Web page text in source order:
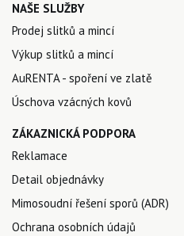
NAŠE SLUŽBY
Prodej slitků a mincí
Výkup slitků a mincí
AuRENTA - spoření ve zlatě
Úschova vzácných kovů
ZÁKAZNICKÁ PODPORA
Reklamace
Detail objednávky
Mimosoudní řešení sporů (ADR)
Ochrana osobních údajů